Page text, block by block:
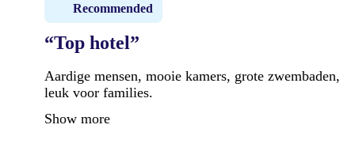
Recommended
“Top hotel”
Aardige mensen, mooie kamers, grote zwembaden,
leuk voor families.
Show more